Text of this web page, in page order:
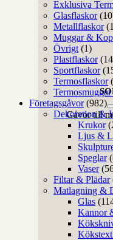
Gåvor till
Exklusiva
Glasflaskor
Metallflaskor
Muggar &
Övrigt (1)
Plastflaskor
Sportflaskor
Termosflaskor
Företagsgåvor (982)
Dekoration &
Krukor
Ljus &
Speglar
Vaser
Filtar & Plädar
Matlagning &
Glas
Kannor